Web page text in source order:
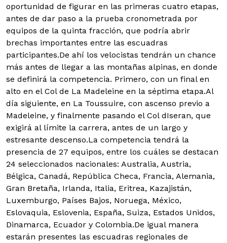
oportunidad de figurar en las primeras cuatro etapas,
antes de dar paso a la prueba cronometrada por
equipos de la quinta fracción, que podría abrir
brechas importantes entre las escuadras
participantes.De ahí los velocistas tendrán un chance
más antes de llegar a las montañas alpinas, en donde
se definirá la competencia. Primero, con un final en
alto en el Col de La Madeleine en la séptima etapa.Al
día siguiente, en La Toussuire, con ascenso previo a
Madeleine, y finalmente pasando el Col dIseran, que
exigirá al límite la carrera, antes de un largo y
estresante descenso.La competencia tendrá la
presencia de 27 equipos, entre los cuáles se destacan
24 seleccionados nacionales: Australia, Austria,
Bélgica, Canadá, República Checa, Francia, Alemania,
Gran Bretaña, Irlanda, Italia, Eritrea, Kazajistán,
Luxemburgo, Países Bajos, Noruega, México,
Eslovaquia, Eslovenia, España, Suiza, Estados Unidos,
Dinamarca, Ecuador y Colombia.De igual manera
estarán presentes las escuadras regionales de